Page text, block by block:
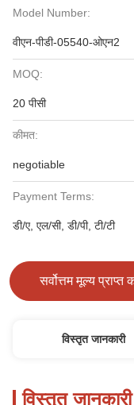
Model Number:
वीएन-पीडी-05540-ओएन2
MOQ:
20 पीसी
कीमत:
negotiable
Payment Terms:
डी/ए, एल/सी, डी/पी, टी/टी
सर्वोत्तम मूल्य प्राप्त
विस्तृत जानकारी
विस्तृत जानकारी